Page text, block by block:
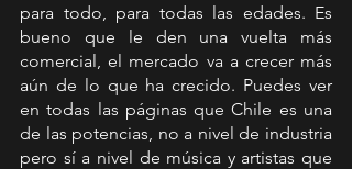
para todo, para todas las edades. Es
bueno que le den una vuelta más
comercial, el mercado va a crecer más
aún de lo que ha crecido. Puedes ver
en todas las páginas que Chile es una
de las potencias, no a nivel de industria
pero sí a nivel de música y artistas que